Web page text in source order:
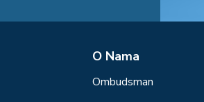
О Nama
Ombudsman